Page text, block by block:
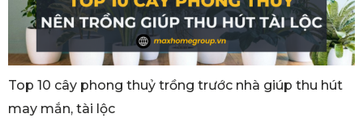
Top 10 cây phong thuỷ trồng trước nhà giúp thu hút
may mắn, tài lộc